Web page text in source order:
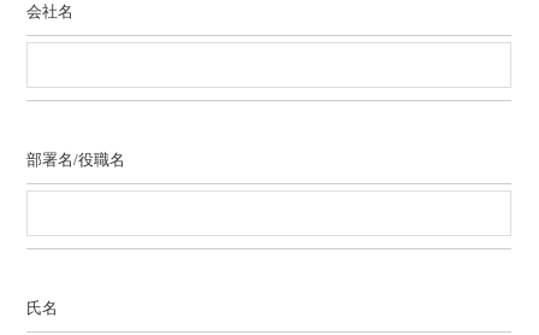
会社名
部署名/役職名
氏名